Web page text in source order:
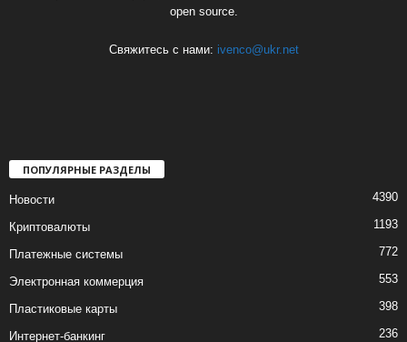
open source.
Свяжитесь с нами: ivenco@ukr.net
ПОПУЛЯРНЫЕ РАЗДЕЛЫ
Новости 4390
Криптовалюты 1193
Платежные системы 772
Электронная коммерция 553
Пластиковые карты 398
Интернет-банкинг 236